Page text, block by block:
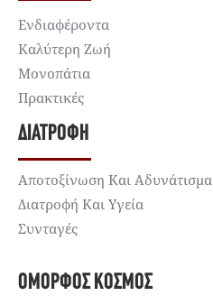
Ενδιαφέροντα
Καλύτερη Ζωή
Μονοπάτια
Πρακτικές
ΔΙΑΤΡΟΦΉ
Αποτοξίνωση Και Αδυνάτισμα
Διατροφή Και Υγεία
Συνταγές
ΌΜΟΡΦΟΣ ΚΌΣΜΟΣ